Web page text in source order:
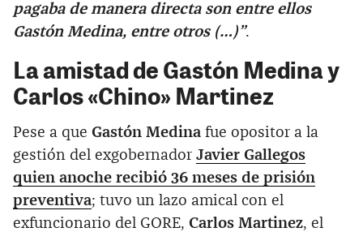
pagaba de manera directa son entre ellos
Gastón Medina, entre otros (…)”.
La amistad de Gastón Medina y
Carlos «Chino» Martinez
Pese a que Gastón Medina fue opositor a la
gestión del exgobernador Javier Gallegos
quien anoche recibió 36 meses de prisión
preventiva; tuvo un lazo amical con el
exfuncionario del GORE, Carlos Martinez, el